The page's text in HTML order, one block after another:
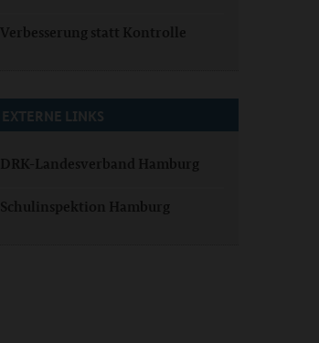
Verbesserung statt Kontrolle
EXTERNE LINKS
DRK-Landesverband Hamburg
Schulinspektion Hamburg